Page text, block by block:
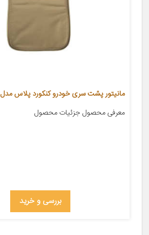
مانیتور پشت سری خودرو کنکورد پلاس مدل MH-D701
معرفی محصول جزئیات محصول
بررسی و خرید